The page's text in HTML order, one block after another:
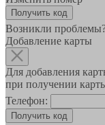
Возникли
Добавление карты
Для добавления
при получении
Телефон: